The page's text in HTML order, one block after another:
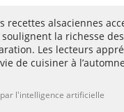
recettes alsaciennes
la richesse
Les lecteurs
de cuisiner à
l'intelligence artificielle